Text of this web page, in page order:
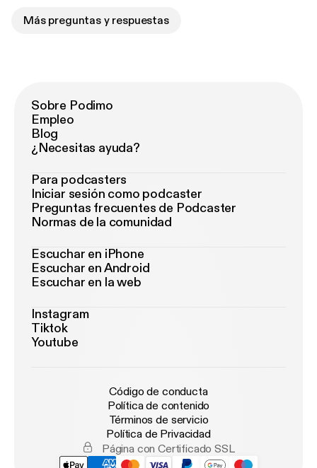
Más preguntas y respuestas
Sobre Podimo
Empleo
Blog
¿Necesitas ayuda?
Para podcasters
Iniciar sesión como podcaster
Preguntas frecuentes de Podcaster
Normas de la comunidad
Escuchar en iPhone
Escuchar en Android
Escuchar en la web
Instagram
Tiktok
Youtube
Código de conducta
Política de contenido
Términos de servicio
Política de Privacidad
Página con Certificado SSL